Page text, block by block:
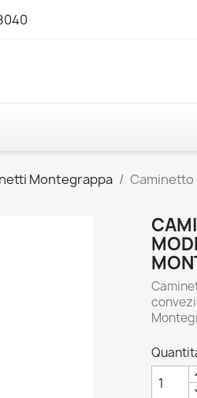
Montegrappa
Caminetto